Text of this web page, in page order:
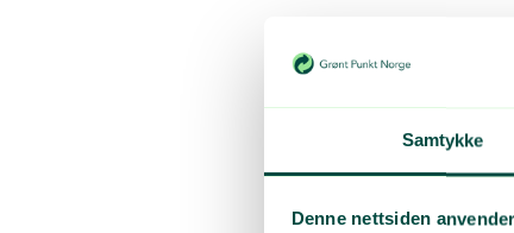
Samtykke
Denne nettsiden
oss fire bord